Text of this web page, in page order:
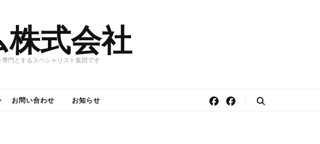
株式会社
門とするスペシャリスト集団です
お問い合わせ お知らせ